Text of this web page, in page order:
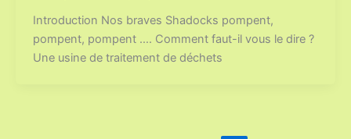
Introduction Nos braves Shadocks pompent,
pompent, pompent …. Comment faut-il vous le dire ?
Une usine de traitement de déchets